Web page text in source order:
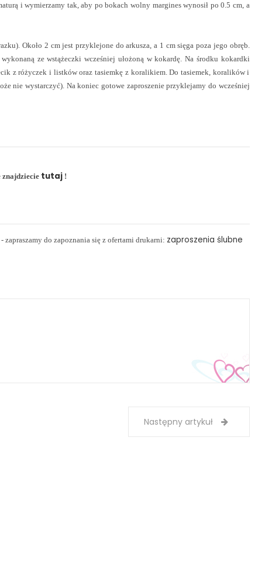
i wymierzamy tak, aby po bokach wolny margines wynosił po0.5 cm, a
Około 2 cmjest przyklejone do arkusza, a 1 cmsięga poza jego obręb.
ze wstążeczki wcześniej ułożoną w kokardę. Na środku kokardki
z różyczek i listków oraz tasiemkę z koralikiem. Do tasiemek, koralików i
nie wystarczyć). Na koniec gotowe zaproszenie przyklejamy do wcześniej
tutaj !
zapraszamy do zapoznania się z ofertami drukarni: zaproszenia ślubne
Następny artykuł